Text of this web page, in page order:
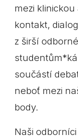
mezi
kontakt,
z širší
součástí
neboť mezi
body.
Naši